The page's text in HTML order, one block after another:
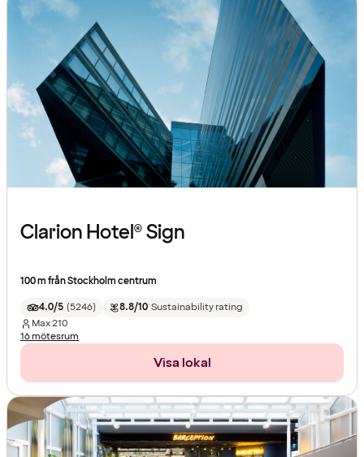
Clarion Hotel® Sign
100 m från Stockholm centrum
4.0/5 (5246) 8.8/10 Sustainability rating
Max210
16 mötesrum
Visa lokal